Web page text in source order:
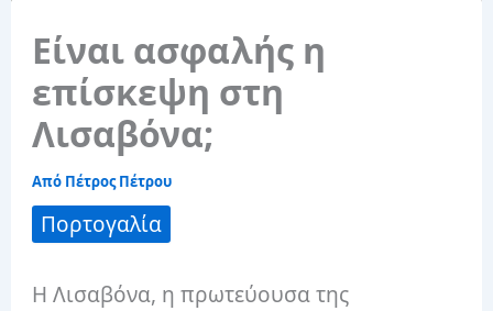
Είναι ασφαλής η
επίσκεψη στη
Λισαβόνα;
Από Πέτρος Πέτρου
Πορτογαλία
Η Λισαβόνα, η πρωτεύουσα της